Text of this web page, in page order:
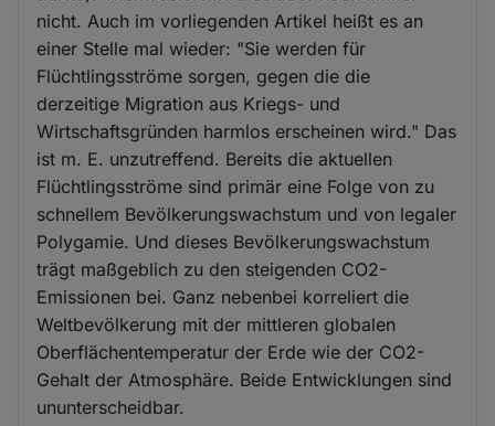
nicht. Auch im vorliegenden Artikel heißt es an
einer Stelle mal wieder: "Sie werden für
Flüchtlingsströme sorgen, gegen die die
derzeitige Migration aus Kriegs- und
Wirtschaftsgründen harmlos erscheinen wird." Das
ist m. E. unzutreffend. Bereits die aktuellen
Flüchtlingsströme sind primär eine Folge von zu
schnellem Bevölkerungswachstum und von legaler
Polygamie. Und dieses Bevölkerungswachstum
trägt maßgeblich zu den steigenden CO2-
Emissionen bei. Ganz nebenbei korreliert die
Weltbevölkerung mit der mittleren globalen
Oberflächentemperatur der Erde wie der CO2-
Gehalt der Atmosphäre. Beide Entwicklungen sind
ununterscheidbar.